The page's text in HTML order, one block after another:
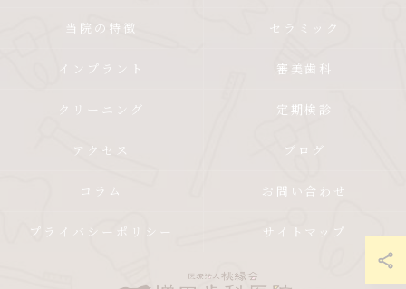
当院の特徴 セラミック
インプラント 審美歯科
クリーニング 定期検診
アクセス ブログ
コラム お問い合わせ
プライバシーポリシー サイトマップ